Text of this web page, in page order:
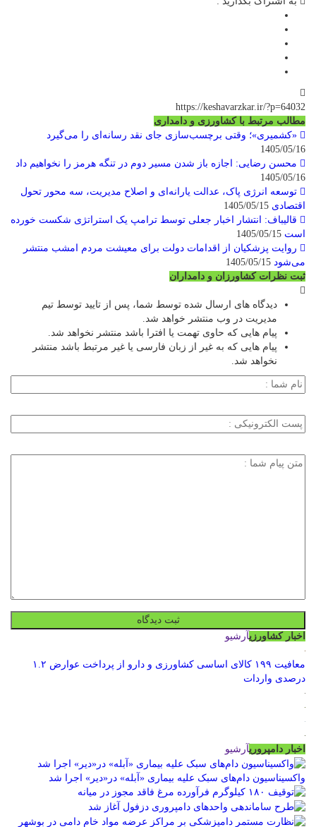
https://keshavarzkar.ir/?p=64032
مطالب مرتبط با کشاورزی و دامداری
«کشمیری»؛ وقتی برچسب‌سازی جای نقد رسانه‌ای را می‌گیرد
1405/05/16
محسن رضایی: اجازه باز شدن مسیر دوم در تنگه هرمز را نخواهیم داد
1405/05/16
توسعه انرژی پاک، عدالت یارانه‌ای و اصلاح مدیریت، سه محور تحول
اقتصادی
قالیباف: انتشار اخبار جعلی توسط ترامپ یک استراتژی شکست خورده
است
روایت پزشکیان از اقدامات دولت برای معیشت مردم امشب منتشر
می‌شود
ثبت نظرات کشاورزان و دامداران
دیدگاه های ارسال شده توسط شما، پس از تایید توسط تیم
مدیریت در وب منتشر خواهد شد.
پیام هایی که حاوی تهمت یا افترا باشد منتشر نخواهد شد.
پیام هایی که به غیر از زبان فارسی یا غیر مرتبط باشد منتشر
نخواهد شد.
اخبار کشاورزیآرشیو
معافیت ۱۹۹ کالای اساسی کشاورزی و دارو از پرداخت عوارض ۱.۲
درصدی واردات
اخبار دامپروریآرشیو
واکسیناسیون دام‌های سبک علیه بیماری «آبله» در«دیر» اجرا شد